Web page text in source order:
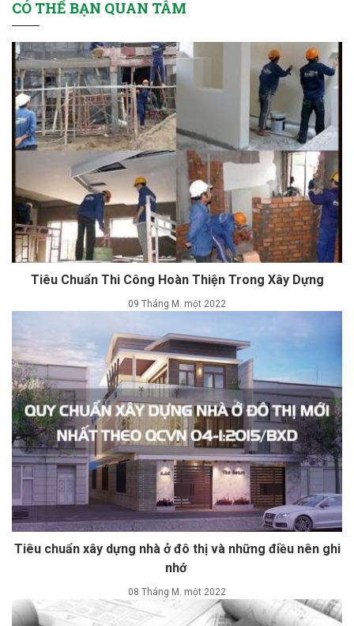
CÓ THỂ BẠN QUAN TÂM
Tiêu Chuẩn Thi Công Hoàn Thiện Trong Xây Dựng
09 Tháng M. một 2022
Tiêu chuẩn xây dựng nhà ở đô thị và những điều nên ghi
nhớ
08 Tháng M. một 2022